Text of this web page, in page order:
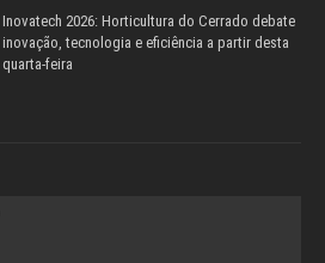
Inovatech 2026: Horticultura do Cerrado debate
inovação, tecnologia e eficiência a partir desta
quarta-feira